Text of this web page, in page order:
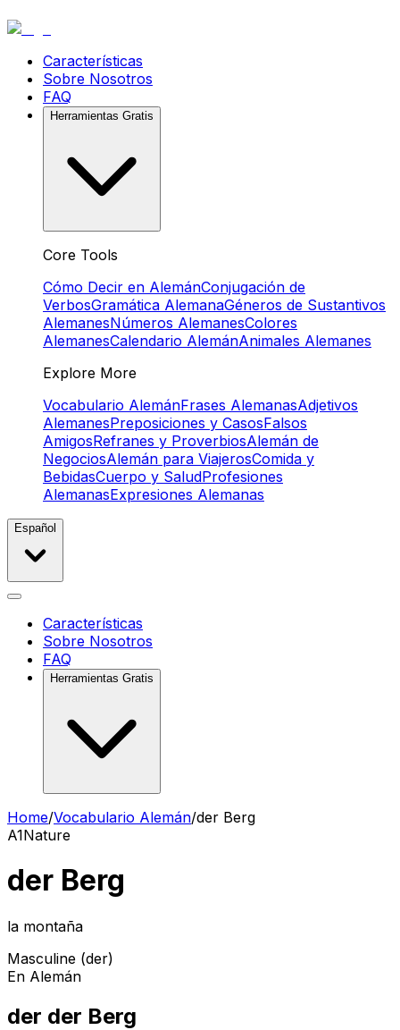
Características
Sobre Nosotros
FAQ
Herramientas Gratis
Core Tools
Cómo Decir en AlemánConjugación de
VerbosGramática AlemanaGéneros de Sustantivos
AlemanesNúmeros AlemanesColores
AlemanesCalendario AlemánAnimales Alemanes
Explore More
Vocabulario AlemánFrases AlemanasAdjetivos
AlemanesPreposiciones y CasosFalsos
AmigosRefranes y ProverbiosAlemán de
NegociosAlemán para ViajerosComida y
BebidasCuerpo y SaludProfesiones
AlemanasExpresiones Alemanas
Español
Características
Sobre Nosotros
FAQ
Herramientas Gratis
Home/Vocabulario Alemán/der Berg
A1Nature
der Berg
la montaña
Masculine (der)
En Alemán
der der Berg